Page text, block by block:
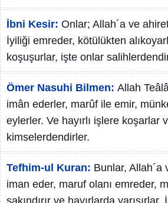
İbni Kesir: Onlar; Allah´a ve
İyiliği emreder, kötülükten
koşuşurlar, işte onlar
Ömer Nasuhi Bilmen: Allah
imân ederler, marûf ile emir,
eylerler. Ve hayırlı işlere koşarlar
kimselerdendirler.
Tefhim-ul Kuran: Bunlar, Allah´a
iman eder, maruf olanı emreder,
sakındırır ve hayırlarda